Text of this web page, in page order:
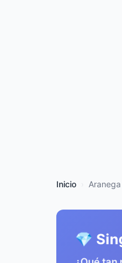
Inicio Aranega
💎